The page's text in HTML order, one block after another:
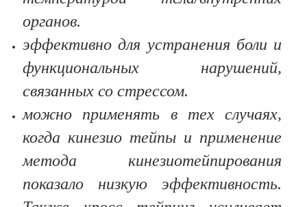
органов.
эффективно для устранения боли и
функциональных нарушений,
связанных со стрессом.
можно применять в тех случаях,
когда кинезио тейпы и применение
метода кинезиотейпирования
показало низкую эффективность.